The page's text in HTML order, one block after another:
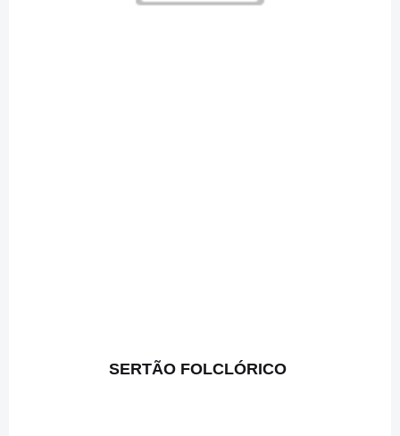
SERTÃO FOLCLÓRICO